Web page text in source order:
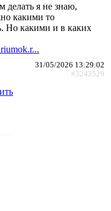
делать я не знаю,
какими то
Но какими и в каких
31/05/2026 13:29:02
#3243529